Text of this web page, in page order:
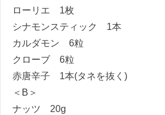
ローリエ 1枚
シナモンスティック 1本
カルダモン 6粒
クローブ 6粒
赤唐辛子 1本(タネを抜く)
＜B＞
ナッツ 20g